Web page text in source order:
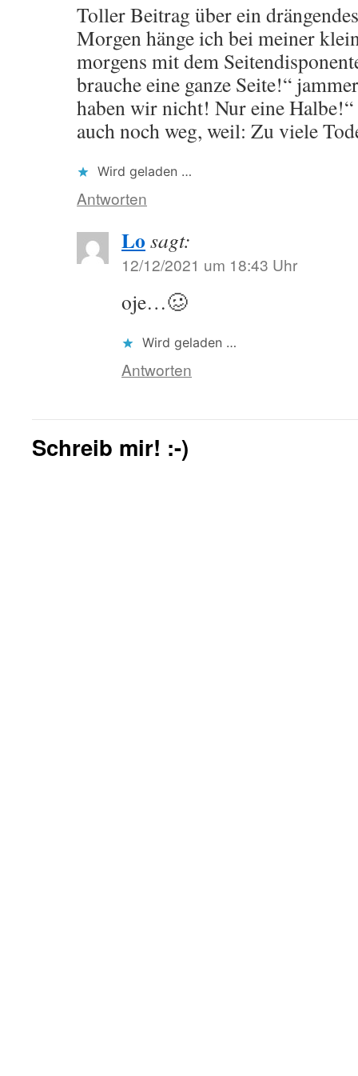
Toller Beitrag über ein
Morgen hänge ich bei meiner
morgens mit dem
brauche eine ganze Seite!“
haben wir nicht! Nur eine
auch noch weg, weil: Zu viele
Wird geladen …
Antworten
Lo sagt:
12/12/2021 um 18:43 Uhr
oje…🥴
Wird geladen …
Antworten
Schreib mir! :-)